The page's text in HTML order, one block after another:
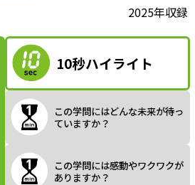
a
y
2025年収録
10秒ハイライト
この学問にはどんな未来が待っ
ていますか？
この学問には感動やワクワクが
ありますか？